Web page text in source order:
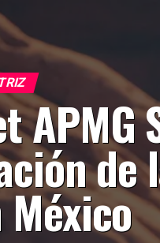
APMG
de
México